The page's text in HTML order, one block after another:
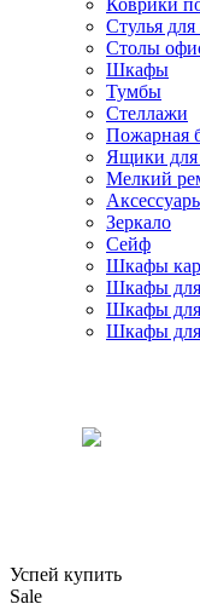
Стулья для
Столы
Шкафы
Тумбы
Стеллажи
Пожарная
Ящики для
Мелкий
Зеркало
Сейф
Шкафы
Шкафы
Шкафы для
Шкафы
Успей купить
Sale